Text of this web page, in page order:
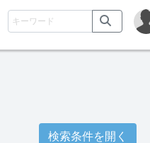
検索条件を開く